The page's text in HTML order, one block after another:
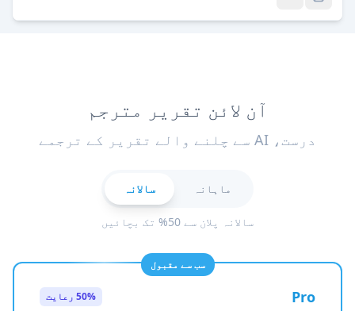
آن لائن تقریر مترجم
درست، AI سے چلنے والے تقریر کے ترجمے
ماہانہ سالانہ
سالانہ پلان سے 50% تک بچائیں
سب سے مقبول
Pro 50% رعایت